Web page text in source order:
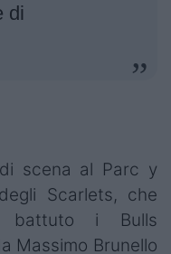
di
scena al Parc y
Scarlets, che
battuto i Bulls
Massimo Brunello